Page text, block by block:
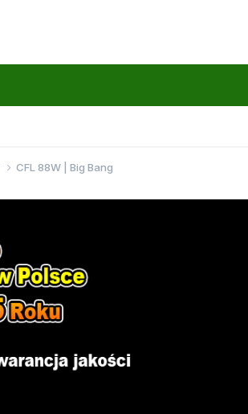
CFL 88W | Big Bang